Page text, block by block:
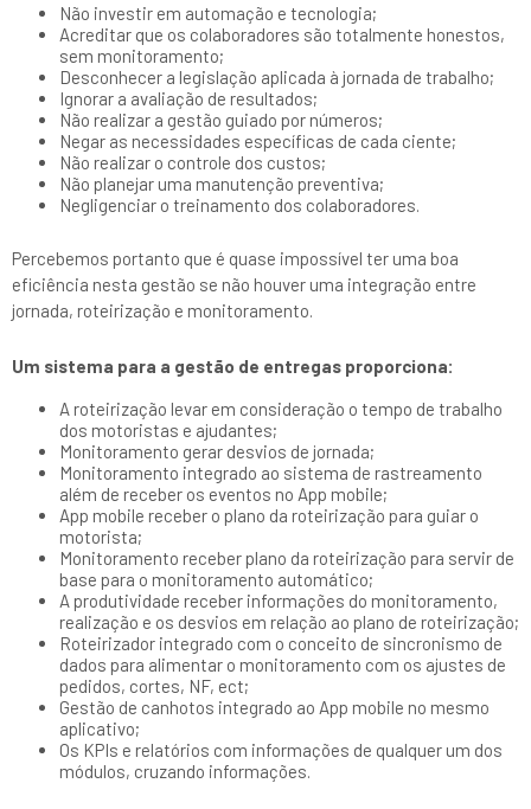
Não investir em automação e tecnologia;
Acreditar que os colaboradores são totalmente honestos,
sem monitoramento;
Desconhecer a legislação aplicada à jornada de trabalho;
Ignorar a avaliação de resultados;
Não realizar a gestão guiado por números;
Negar as necessidades específicas de cada ciente;
Não realizar o controle dos custos;
Não planejar uma manutenção preventiva;
Negligenciar o treinamento dos colaboradores.
Percebemos portanto que é quase impossível ter uma boa
eficiência nesta gestão se não houver uma integração entre
jornada, roteirização e monitoramento.
Um sistema para a gestão de entregas proporciona:
A roteirização levar em consideração o tempo de trabalho
dos motoristas e ajudantes;
Monitoramento gerar desvios de jornada;
Monitoramento integrado ao sistema de rastreamento
além de receber os eventos no App mobile;
App mobile receber o plano da roteirização para guiar o
motorista;
Monitoramento receber plano da roteirização para servir de
base para o monitoramento automático;
A produtividade receber informações do monitoramento,
realização e os desvios em relação ao plano de roteirização;
Roteirizador integrado com o conceito de sincronismo de
dados para alimentar o monitoramento com os ajustes de
pedidos, cortes, NF, ect;
Gestão de canhotos integrado ao App mobile no mesmo
aplicativo;
Os KPIs e relatórios com informações de qualquer um dos
módulos, cruzando informações.